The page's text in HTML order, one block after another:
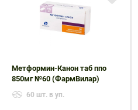
Метформин-Канон таб ппо
850мг №60 (ФармВилар)
60 шт. в уп.